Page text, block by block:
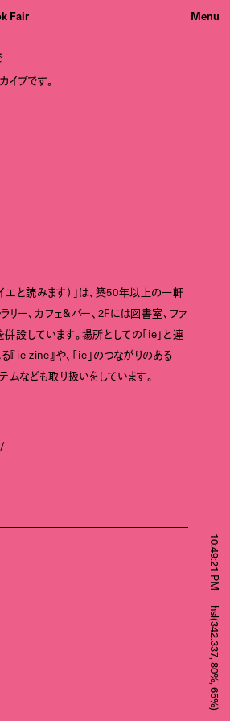
Fair
イブです。
10:49:21 PM
hsl(342.337, 80%, 65%)
エと読みます）」は、築50年以上の一軒
リー、カフェ&バー、2Fには図書室、ファ
設しています。場所としての「ie」と連
ie zine』や、「ie」のつながりのある
なども取り扱いをしています。